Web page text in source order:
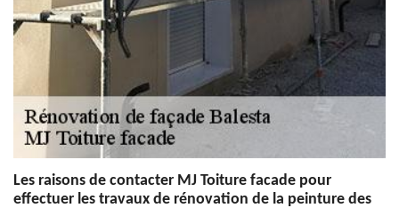
Les raisons de contacter MJ Toiture facade pour
effectuer les travaux de rénovation de la peinture des